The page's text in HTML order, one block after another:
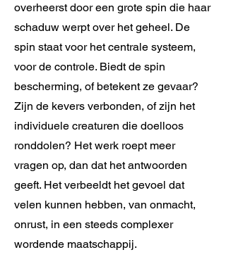
overheerst door een grote spin die haar
schaduw werpt over het geheel. De
spin staat voor het centrale systeem,
voor de controle. Biedt de spin
bescherming, of betekent ze gevaar?
Zijn de kevers verbonden, of zijn het
individuele creaturen die doelloos
ronddolen? Het werk roept meer
vragen op, dan dat het antwoorden
geeft. Het verbeeldt het gevoel dat
velen kunnen hebben, van onmacht,
onrust, in een steeds complexer
wordende maatschappij.